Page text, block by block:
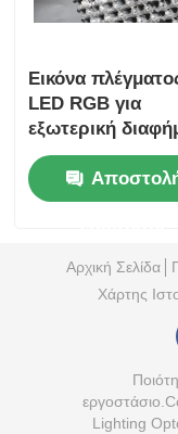
Εικόνα
LED RGB για
εξωτερική
προσόφων
Αρχική Σελίδα
Χάρτης
Lighting